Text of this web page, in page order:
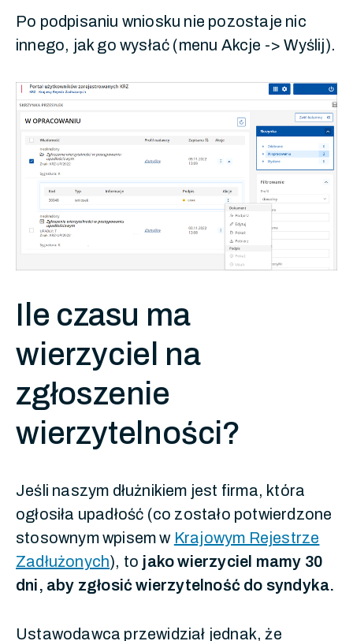
Po podpisaniu wniosku nie pozostaje nic
innego, jak go wysłać (menu Akcje -> Wyślij).
Ile czasu ma
wierzyciel na
zgłoszenie
wierzytelności?
Jeśli naszym dłużnikiem jest firma, która
ogłosiła upadłość (co zostało potwierdzone
stosownym wpisem w Krajowym Rejestrze
Zadłużonych), to jako wierzyciel mamy 30
dni, aby zgłosić wierzytelność do syndyka.
Ustawodawca przewidział jednak, że